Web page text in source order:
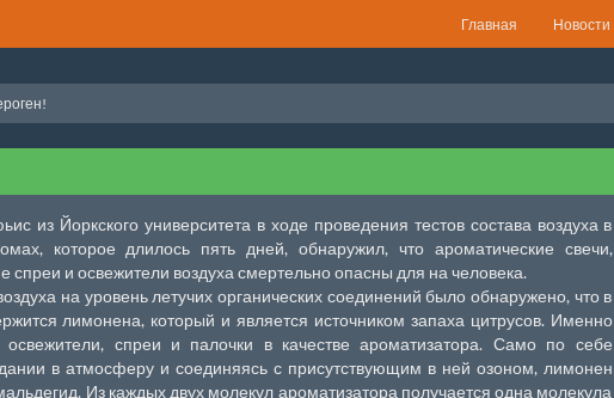
Главная Новости
из Йоркского университета в ходе проведения тестов состава воздуха в
которое длилось пять дней, обнаружил, что ароматические свечи,
и освежители воздуха смертельно опасны для на человека.
на уровень летучих органических соединений было обнаружено, что в
лимонена, который и является источником запаха цитрусов. Именно
спреи и палочки в качестве ароматизатора. Само по себе
в атмосферу и соединяясь с присутствующим в ней озоном, лимонен
Из каждых двух молекул ароматизатора получается одна молекула